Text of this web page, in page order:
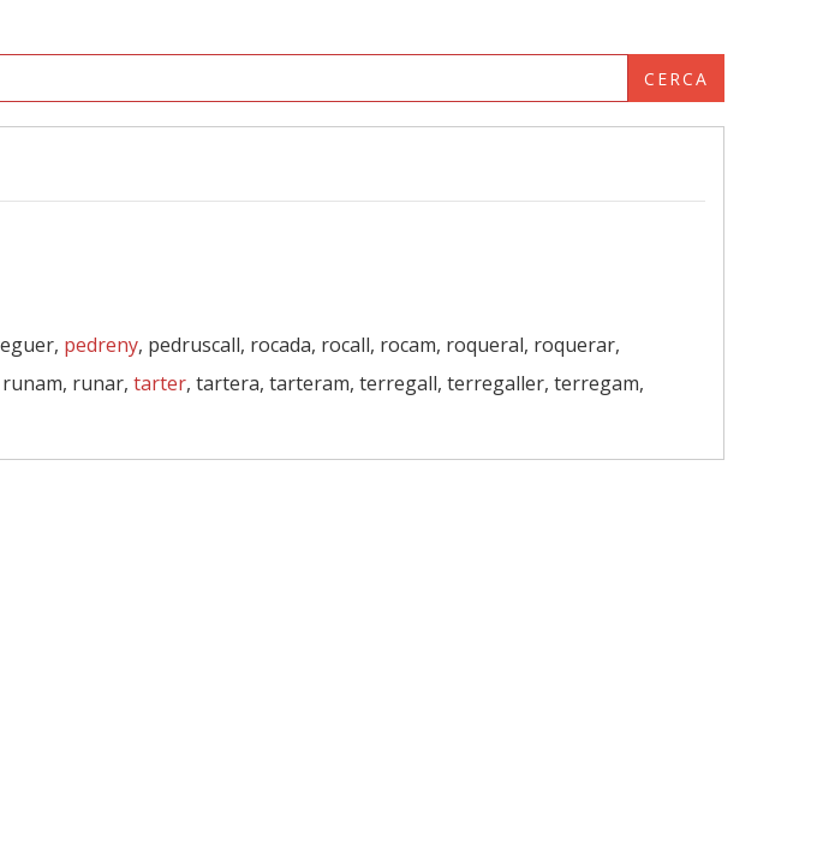
CERCA
pedreny, pedruscall, rocada, rocall, rocam, roqueral, roquerar,
runar, tarter, tartera, tarteram, terregall, terregaller, terregam,